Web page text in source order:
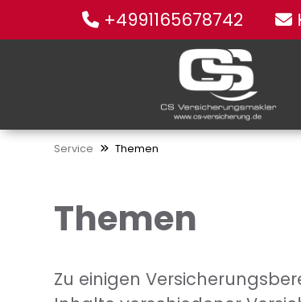
+4991165678742
Service Themen
Themen
Zu einigen